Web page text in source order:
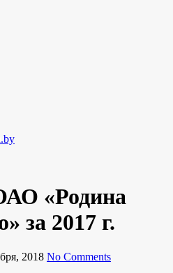
«Родина
за 2017 г.
2018 No Comments